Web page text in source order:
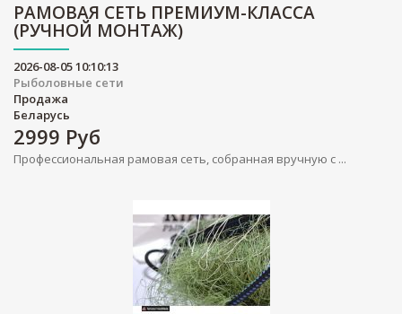
РАМОВАЯ СЕТЬ ПРЕМИУМ-КЛАССА
(РУЧНОЙ МОНТАЖ)
2026-08-05 10:10:13
Рыболовные сети
Продажа
Беларусь
2999 Руб
Профессиональная рамовая сеть, собранная вручную с ...